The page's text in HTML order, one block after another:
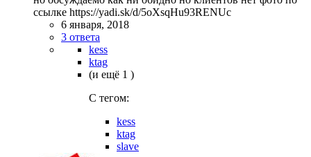
ссылке https://yadi.sk/d/5oXsqHu93RENUc
6 января, 2018
3 ответа
kess
ktag
(и ещё 1 )
C тегом:
kess
ktag
slave